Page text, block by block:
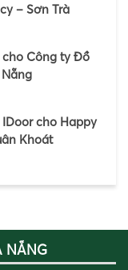
– Sơn Trà
Công ty Đồ
cho Happy
Khoát
NẴNG